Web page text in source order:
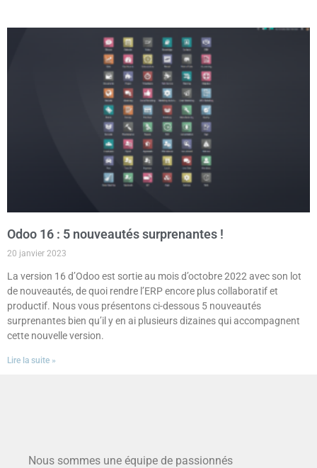
Odoo 16 : 5 nouveautés surprenantes !
20 janvier 2023
La version 16 d’Odoo est sortie au mois d’octobre 2022 avec son lot
de nouveautés, de quoi rendre l’ERP encore plus collaboratif et
productif. Nous vous présentons ci-dessous 5 nouveautés
surprenantes bien qu’il y en ai plusieurs dizaines qui accompagnent
cette nouvelle version.
Lire la suite »
Nous sommes une équipe de passionnés